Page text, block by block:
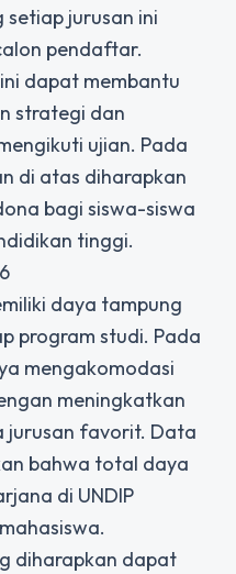
jurusan ini
pendaftar.
dapat membantu
strategi dan
ujian. Pada
di atas diharapkan
bagi siswa-siswa
tinggi.
daya tampung
program studi. Pada
mengakomodasi
meningkatkan
jurusan favorit. Data
bahwa total daya
di UNDIP
diharapkan dapat